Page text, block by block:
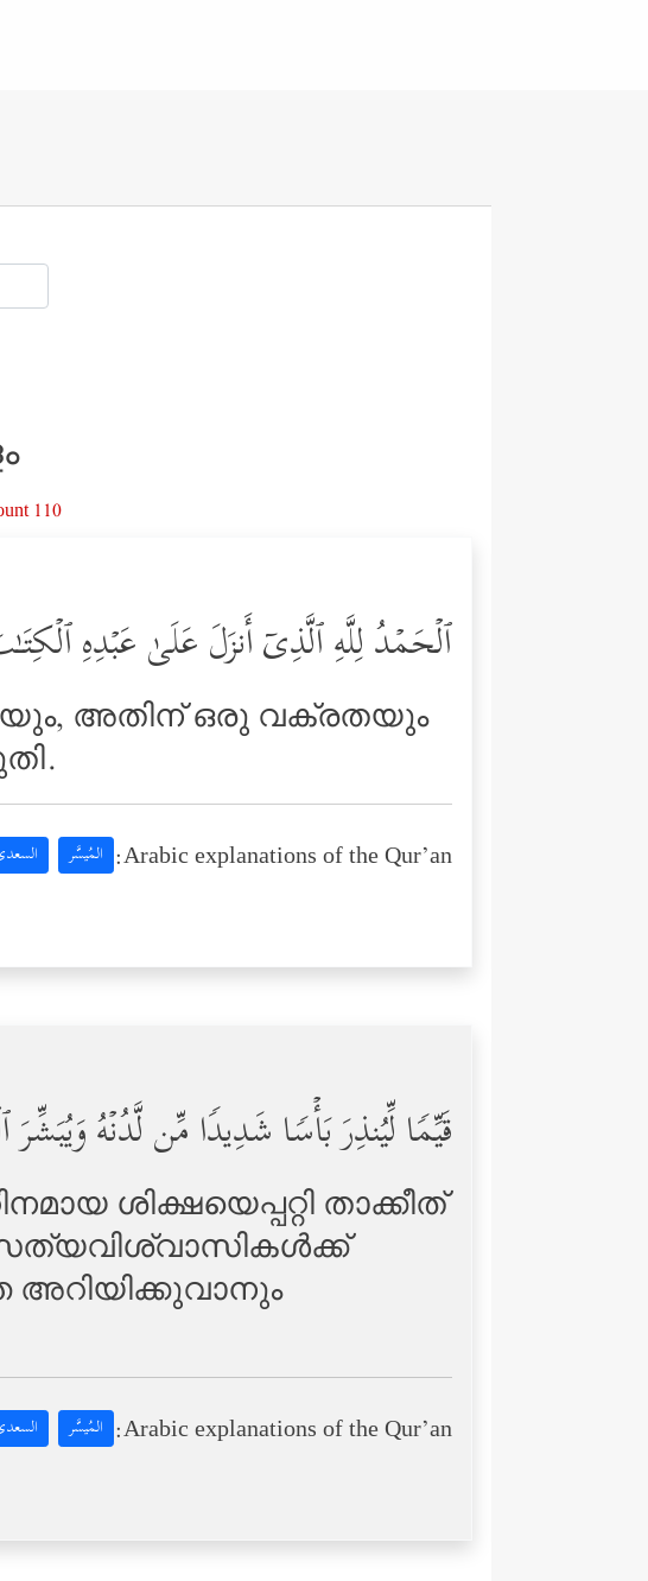
110
ٱلۡحَمۡدُ لِلَّهِ ٱلَّذِیۤ أَنزَلَ عَلَىٰ عَبۡدِهِ
അതിന് ഒരു വക്രതയും
Arabic explanations of the Qur’an: المُيسَّر
قَیِّمࣰا لِّیُنذِرَ بَأۡسࣰا شَدِیدࣰا مِّن لَّدُنۡهُ
ശിക്ഷയെപ്പറ്റി താക്കീത്
Arabic explanations of the Qur’an: المُيسَّر